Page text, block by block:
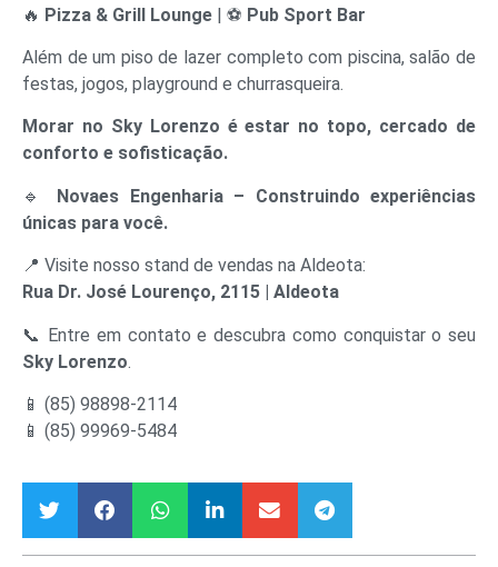
🔥 Pizza & Grill Lounge | ⚽ Pub Sport Bar
Além de um piso de lazer completo com piscina, salão de
festas, jogos, playground e churrasqueira.
Morar no Sky Lorenzo é estar no topo, cercado de
conforto e sofisticação.
🔹 Novaes Engenharia – Construindo experiências
únicas para você.
📍 Visite nosso stand de vendas na Aldeota:
Rua Dr. José Lourenço, 2115 | Aldeota
📞 Entre em contato e descubra como conquistar o seu
Sky Lorenzo.
📱 (85) 98898-2114
📱 (85) 99969-5484